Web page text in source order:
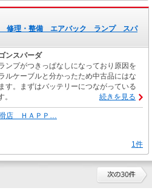
修理・整備 エアバック ランプ スパ
ンスパーダ
ンプがつきっぱなしになっており原因を
ルケーブルと分かったため中古品にはな
す。まずはバッテリーにつながっている
続きを見る
店 ＨＡＰＰ…
1件